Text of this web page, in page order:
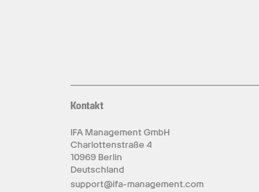
Kontakt
IFA Management GmbH
Charlottenstraße 4
10969 Berlin
Deutschland
support@ifa-management.com